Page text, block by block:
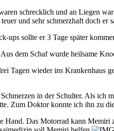
schrecklich und an Liegen
und sehr schmerzhaft doch er
ups sollte er 3 Tage später
dem Schaf wurde heilsame
Tagen wieder ins
in der Schulter. Als
Zum Doktor konnte ich ihn zu
Das Motorrad kann